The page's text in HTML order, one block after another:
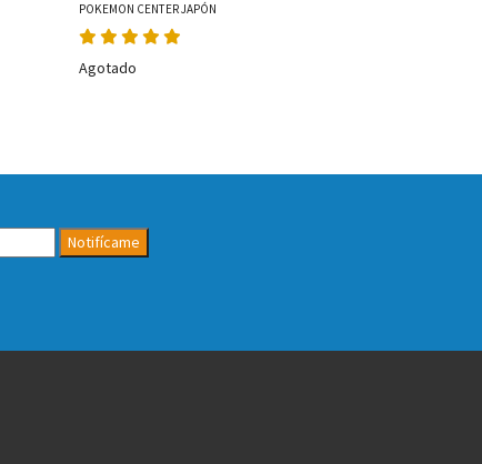
POKEMON CENTER JAPÓN
Agotado
Notifícame